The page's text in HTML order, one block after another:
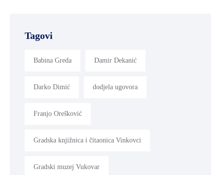
Tagovi
Babina Greda Damir Dekanić
Darko Dimić dodjela ugovora
Franjo Orešković
Gradska knjižnica i čitaonica Vinkovci
Gradski muzej Vukovar